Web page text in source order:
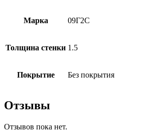
Марка 09Г2С
Толщина стенки 1.5
Покрытие Без покрытия
Отзывы
Отзывов пока нет.